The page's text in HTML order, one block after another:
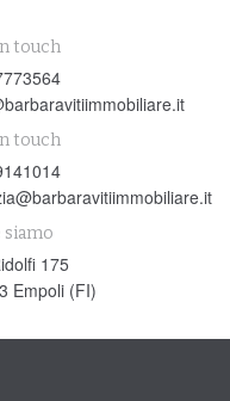
touch
touch
siamo
175
Empoli (FI)